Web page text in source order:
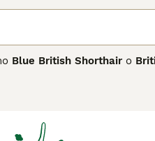
Blue British Shorthair o
le confieren un
en 1967 antes de ser
propias.